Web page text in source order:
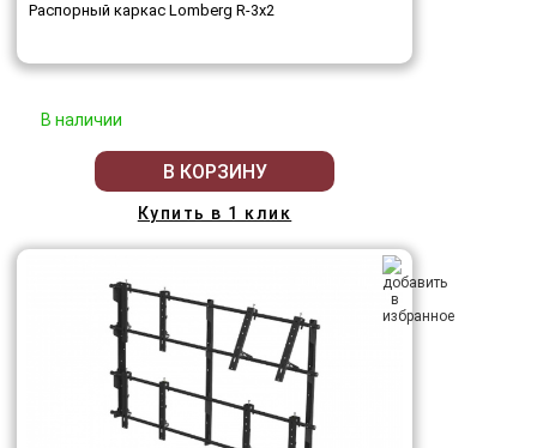
Распорный каркас Lomberg R-3х2
В наличии
В КОРЗИНУ
Купить в 1 клик